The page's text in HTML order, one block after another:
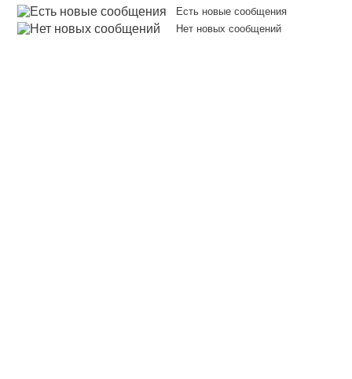
Есть новые сообщения
Нет новых сообщений